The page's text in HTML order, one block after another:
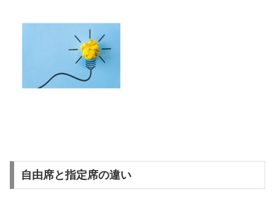
自由席と指定席の違い